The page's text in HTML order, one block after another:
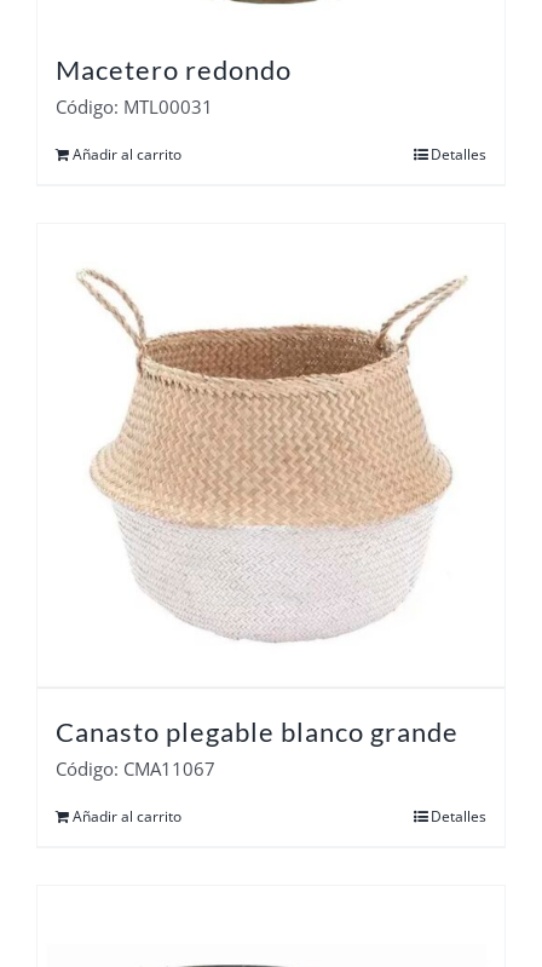
Macetero redondo
Código: MTL00031
Añadir al carrito Detalles
Canasto plegable blanco grande
Código: CMA11067
Añadir al carrito Detalles